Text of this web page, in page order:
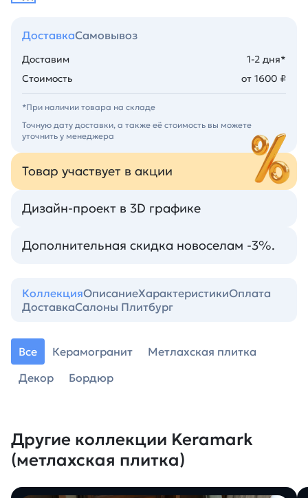
ДоставкаСамовывоз
Доставим
1-2 дня*
Стоимость
от 1600 ₽
*При наличии товара на складе
Точную дату доставки, а также её стоимость вы можете
уточнить у менеджера
Товар участвует в акции
Дизайн-проект в 3D графике
Дополнительная скидка новоселам -3%.
КоллекцияОписаниеХарактеристикиОплата
ДоставкаСалоны Плитбург
Все Керамогранит
Метлахская плитка
Декор
Бордюр
Другие коллекции Keramark
(метлахская плитка)